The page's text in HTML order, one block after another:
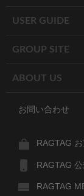
USER GUIDE
GROUP SITE
ABOUT US
お問い合わせ
RAGTAG
RAGTAG
RAGTAG